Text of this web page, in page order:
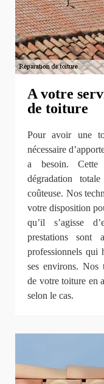
A votre
de toiture
Pour avoir une
nécessaire
a besoin. Cette
dégradation
coûteuse. Nos
votre disposition
qu’il s’agisse
prestations sont
professionnels qui
ses environs. Nos
de votre toiture en
selon le cas.